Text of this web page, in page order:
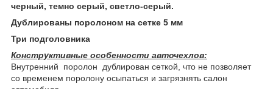
черный, темно серый, светло-серый.
Дублированы поролоном на сетке 5 мм
Три подголовника
Конструктивные особенности авточехлов:
Внутренний поролон дублирован сеткой, что не позволяет
со временем поролону осыпаться и загрязнять салон